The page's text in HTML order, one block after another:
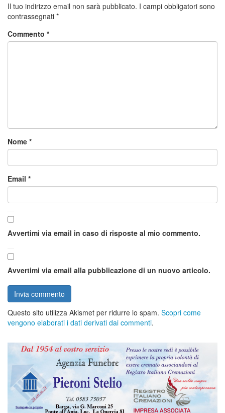
Il tuo indirizzo email non sarà pubblicato. I campi obbligatori sono
contrassegnati *
Commento *
Nome *
Email *
Avvertimi via email in caso di risposte al mio commento.
Avvertimi via email alla pubblicazione di un nuovo articolo.
Questo sito utilizza Akismet per ridurre lo spam. Scopri come
vengono elaborati i dati derivati dai commenti.